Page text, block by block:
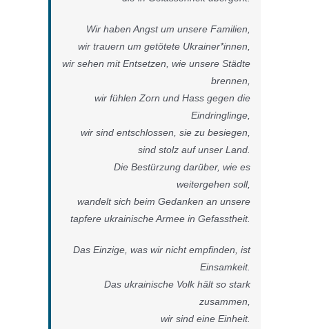
Wir haben Angst um unsere Familien,
wir trauern um getötete Ukrainer*innen,
wir sehen mit Entsetzen, wie unsere Städte
brennen,
wir fühlen Zorn und Hass gegen die
Eindringlinge,
wir sind entschlossen, sie zu besiegen,
sind stolz auf unser Land.
Die Bestürzung darüber, wie es
weitergehen soll,
wandelt sich beim Gedanken an unsere
tapfere ukrainische Armee in Gefasstheit.
Das Einzige, was wir nicht empfinden, ist
Einsamkeit.
Das ukrainische Volk hält so stark
zusammen,
wir sind eine Einheit.